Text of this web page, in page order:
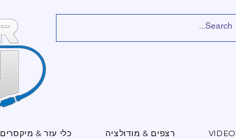
כלי עזר & מיקסרים רצפים & מודולציה VIDEO